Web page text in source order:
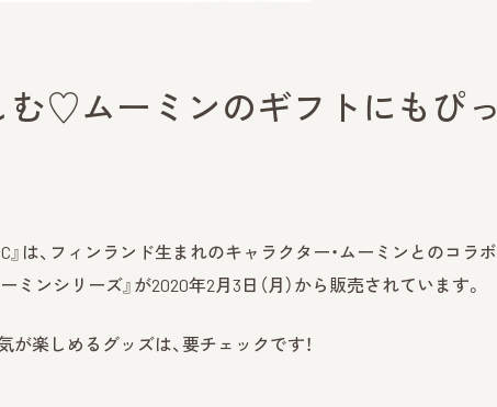
む♡ムーミンのギフトにもぴっ
』は、フィンランド生まれのキャラクター・ムーミンとのコラボ
ミンシリーズ』が2020年2月3日（月）から販売されています。
が楽しめるグッズは、要チェックです！